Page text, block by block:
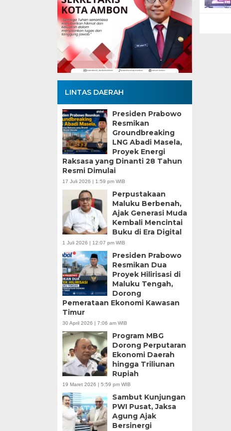
LINTAS DAERAH
Presiden Prabowo
Resmikan
Groundbreaking
LNG Abadi Masela,
Proyek Energi
Raksasa yang Dinanti 28 Tahun
Resmi Dimulai
17 Juli 2026 | 1:59 pm WIB
Perpustakaan
Maluku Berbenah,
Ajak Generasi Muda
Kembali Mencintai
Buku di Era Digital
1 Juli 2026 | 12:07 pm WIB
Presiden Prabowo
Resmikan Dua
Proyek Hilirisasi di
Maluku Tengah,
Dorong
Pemerataan Ekonomi Kawasan
Timur
30 April 2026 | 7:06 am WIB
Program MBG
Dorong Perputaran
Ekonomi Daerah
hingga Triliunan
Rupiah
19 Maret 2026 | 5:59 pm WIB
Sambut Kunjungan
PWI Pusat, Jaksa
Agung Ajak
Bersinergi